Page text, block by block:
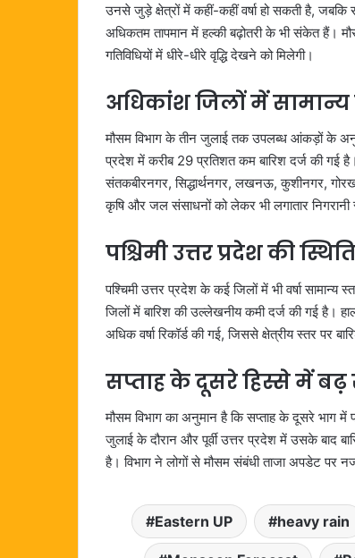
उनसे जुड़े क्षेत्रों में कहीं-कहीं वर्षा हो सकती है,
अधिकतम तापमान में हल्की बढ़ोतरी के भी संकेत हैं।
गतिविधियों में धीरे-धीरे वृद्धि देखने को मिलेगी।
अधिकांश जिलों में सामान्य
मौसम विभाग के तीन जुलाई तक उपलब्ध आंकड़ों के
प्रदेश में करीब 29 प्रतिशत कम बारिश दर्ज की गई
संतकबीरनगर, सिद्धार्थनगर, लखनऊ, कुशीनगर,
कृषि और जल संसाधनों को लेकर भी लगातार निगरानी
पश्चिमी उत्तर प्रदेश की स्थिति
पश्चिमी उत्तर प्रदेश के कई जिलों में भी वर्षा सामान्य
जिलों में बारिश की उल्लेखनीय कमी दर्ज की गई है।
अधिक वर्षा रिकॉर्ड की गई, जिससे क्षेत्रीय स्तर पर
सप्ताह के दूसरे हिस्से में बढ़
मौसम विभाग का अनुमान है कि सप्ताह के दूसरे भाग में
जुलाई के दौरान और पूर्वी उत्तर प्रदेश में उसके बाद
है। विभाग ने लोगों से मौसम संबंधी ताजा अपडेट पर
Eastern UP heavy rain